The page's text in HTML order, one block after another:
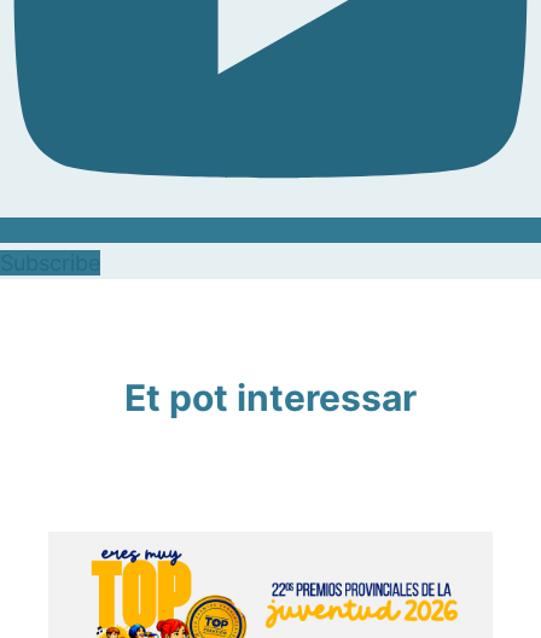
Et pot interessar